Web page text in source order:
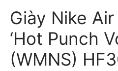
Giày Nike
‘Hot Punch
(WMNS)